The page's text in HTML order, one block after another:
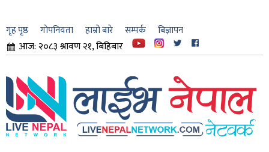
गृह पृष्ठ गोपनियता हाम्रो बारे सम्पर्क बिज्ञापन
आज: २०८३ श्रावण २१, बिहिबार